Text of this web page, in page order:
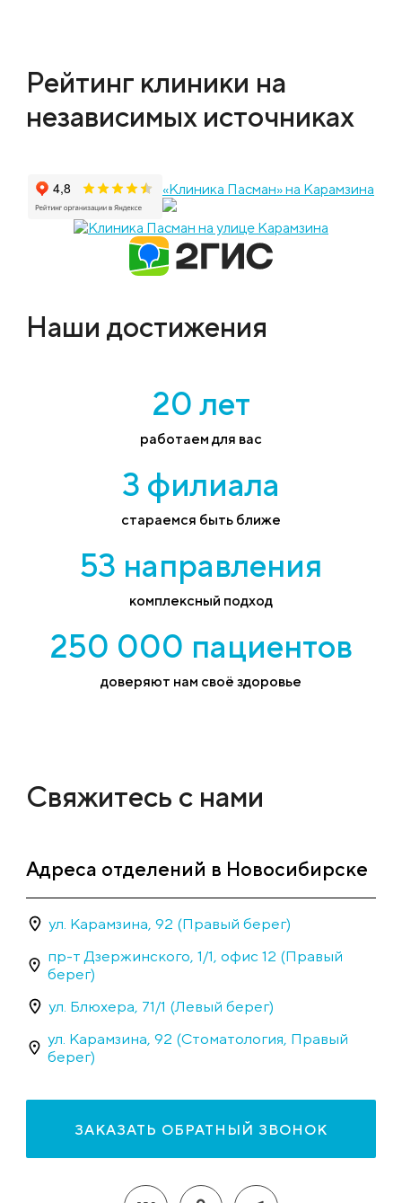
Рейтинг клиники на
независимых источниках
«Клиника Пасман» на Карамзина
Наши достижения
20 лет
работаем для вас
3 филиала
стараемся быть ближе
53 направления
комплексный подход
250 000 пациентов
доверяют нам своё здоровье
Свяжитесь с нами
Адреса отделений в Новосибирске
ул. Карамзина, 92 (Правый берег)
пр-т Дзержинского, 1/1, офис 12 (Правый
берег)
ул. Блюхера, 71/1 (Левый берег)
ул. Карамзина, 92 (Стоматология, Правый
берег)
ЗАКАЗАТЬ ОБРАТНЫЙ ЗВОНОК